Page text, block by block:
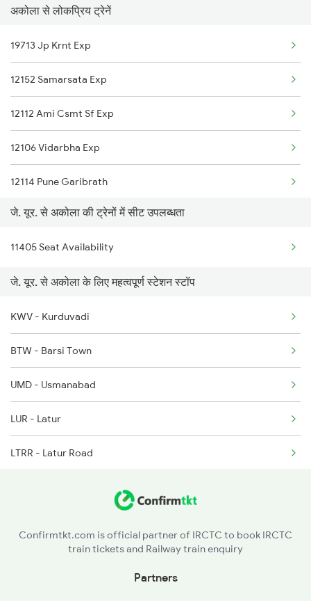
अकोला से लोकप्रिय ट्रेनें
19713 Jp Krnt Exp
12152 Samarsata Exp
12112 Ami Csmt Sf Exp
12106 Vidarbha Exp
12114 Pune Garibrath
22152 Kzj Pune Sf Exp
12834 Hwh Adi Suf Exp
19022 Ljn Bdts Exp
22140 Pune Humsafar
11026 Ami Pune Exp
1039 Kop Gondia Spl
1439 Pune Ami Special
1440 Ami Pune Special
जे. यूर. से अकोला की ट्रेनों में सीट उपलब्धता
11405 Seat Availability
जे. यूर. से अकोला के लिए महत्वपूर्ण स्टेशन स्टॉप
KWV - Kurduvadi
BTW - Barsi Town
UMD - Usmanabad
LUR - Latur
LTRR - Latur Road
PAU - Purna Jn
Confirmtkt.com is official partner of IRCTC to book IRCTC
train tickets and Railway train enquiry
Partners